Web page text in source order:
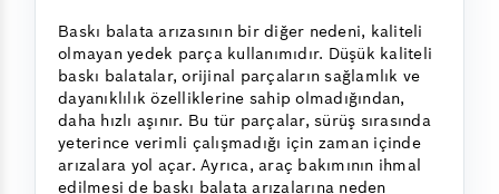
Baskı balata arızasının bir diğer nedeni, kaliteli
olmayan yedek parça kullanımıdır. Düşük kaliteli
baskı balatalar, orijinal parçaların sağlamlık ve
dayanıklılık özelliklerine sahip olmadığından,
daha hızlı aşınır. Bu tür parçalar, sürüş sırasında
yeterince verimli çalışmadığı için zaman içinde
arızalara yol açar. Ayrıca, araç bakımının ihmal
edilmesi de baskı balata arızalarına neden